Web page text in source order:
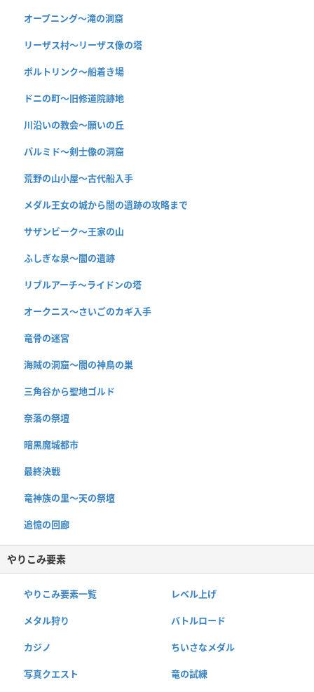
オープニング〜滝の洞窟
リーザス村〜リーザス像の塔
ポルトリンク〜船着き場
ドニの町〜旧修道院跡地
川沿いの教会〜願いの丘
パルミド〜剣士像の洞窟
荒野の山小屋〜古代船入手
メダル王女の城から闇の遺跡の攻略まで
サザンビーク〜王家の山
ふしぎな泉〜闇の遺跡
リブルアーチ〜ライドンの塔
オークニス〜さいごのカギ入手
竜骨の迷宮
海賊の洞窟〜闇の神鳥の巣
三角谷から聖地ゴルド
奈落の祭壇
暗黒魔城都市
最終決戦
竜神族の里〜天の祭壇
追憶の回廊
やりこみ要素
やりこみ要素一覧 レベル上げ
メタル狩り バトルロード
カジノ ちいさなメダル
写真クエスト 竜の試練